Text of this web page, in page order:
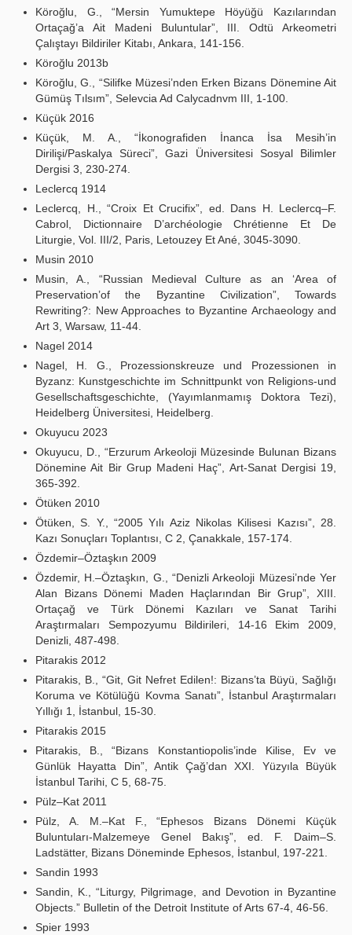
Köroğlu, G., “Mersin Yumuktepe Höyüğü Kazılarından
Ortaçağ’a Ait Madeni Buluntular”, III. Odtü Arkeometri
Çalıştayı Bildiriler Kitabı, Ankara, 141-156.
Köroğlu 2013b
Köroğlu, G., “Silifke Müzesi’nden Erken Bizans Dönemine Ait
Gümüş Tılsım”, Selevcia Ad Calycadnvm III, 1-100.
Küçük 2016
Küçük, M. A., “İkonografiden İnanca İsa Mesih’in
Dirilişi/Paskalya Süreci”, Gazi Üniversitesi Sosyal Bilimler
Dergisi 3, 230-274.
Leclercq 1914
Leclercq, H., “Croix Et Crucifix”, ed. Dans H. Leclercq–F.
Cabrol, Dictionnaire D’archéologie Chrétienne Et De
Liturgie, Vol. III/2, Paris, Letouzey Et Ané, 3045-3090.
Musin 2010
Musin, A., “Russian Medieval Culture as an ‘Area of
Preservation’of the Byzantine Civilization”, Towards
Rewriting?: New Approaches to Byzantine Archaeology and
Art 3, Warsaw, 11-44.
Nagel 2014
Nagel, H. G., Prozessionskreuze und Prozessionen in
Byzanz: Kunstgeschichte im Schnittpunkt von Religions-und
Gesellschaftsgeschichte, (Yayımlanmamış Doktora Tezi),
Heidelberg Üniversitesi, Heidelberg.
Okuyucu 2023
Okuyucu, D., “Erzurum Arkeoloji Müzesinde Bulunan Bizans
Dönemine Ait Bir Grup Madeni Haç”, Art-Sanat Dergisi 19,
365-392.
Ötüken 2010
Ötüken, S. Y., “2005 Yılı Aziz Nikolas Kilisesi Kazısı”, 28.
Kazı Sonuçları Toplantısı, C 2, Çanakkale, 157-174.
Özdemir–Öztaşkın 2009
Özdemir, H.–Öztaşkın, G., “Denizli Arkeoloji Müzesi’nde Yer
Alan Bizans Dönemi Maden Haçlarından Bir Grup”, XIII.
Ortaçağ ve Türk Dönemi Kazıları ve Sanat Tarihi
Araştırmaları Sempozyumu Bildirileri, 14-16 Ekim 2009,
Denizli, 487-498.
Pitarakis 2012
Pitarakis, B., “Git, Git Nefret Edilen!: Bizans’ta Büyü, Sağlığı
Koruma ve Kötülüğü Kovma Sanatı”, İstanbul Araştırmaları
Yıllığı 1, İstanbul, 15-30.
Pitarakis 2015
Pitarakis, B., “Bizans Konstantiopolis’inde Kilise, Ev ve
Günlük Hayatta Din”, Antik Çağ’dan XXI. Yüzyıla Büyük
İstanbul Tarihi, C 5, 68-75.
Pülz–Kat 2011
Pülz, A. M.–Kat F., “Ephesos Bizans Dönemi Küçük
Buluntuları-Malzemeye Genel Bakış”, ed. F. Daim–S.
Ladstätter, Bizans Döneminde Ephesos, İstanbul, 197-221.
Sandin 1993
Sandin, K., “Liturgy, Pilgrimage, and Devotion in Byzantine
Objects.” Bulletin of the Detroit Institute of Arts 67-4, 46-56.
Spier 1993